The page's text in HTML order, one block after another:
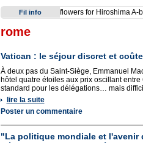
Fil info Conte e l'audizione in
rome
Vatican : le séjour discret et
À deux pas du Saint-Siège, Emmanuel
hôtel quatre étoiles aux prix oscillant
standard pour les délégations… mais
lire la suite
Poster un commentaire
"La politique mondiale et l'avenir